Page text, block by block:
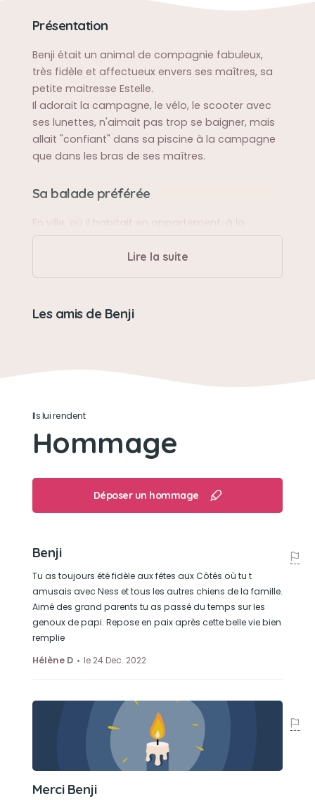
Présentation
Benji était un animal de compagnie fabuleux,
très fidèle et affectueux envers ses maîtres, sa
petite maitresse Estelle.
Il adorait la campagne, le vélo, le scooter avec
ses lunettes, n'aimait pas trop se baigner, mais
allait "confiant" dans sa piscine à la campagne
que dans les bras de ses maîtres.
Sa balade préférée
En ville, où il habitait en appartement; à la
campagne dans le terrain sa petite maison
Sa bêtise préférée
Aucune, il était adorable et exceptionnel !
doux, affectueux, une machine à bisous !
Son jouet préféré
son coin coin, son os en nerf de bœuf qu'il n'a
jamais mangé !
Son loisir préféré
Lire la suite
Les amis de Benji
Ils lui rendent
Hommage
Déposer un hommage
Benji
Tu as toujours été fidèle aux fêtes aux Côtés où tu t
amusais avec Ness et tous les autres chiens de la famille.
Aimé des grand parents tu as passé du temps sur les
genoux de papi. Repose en paix après cette belle vie bien
remplie
Hélène D
le 24 Dec. 2022
Merci Benji